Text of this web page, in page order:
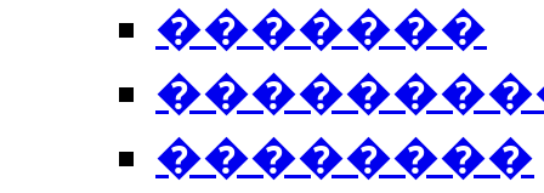
�������
��������